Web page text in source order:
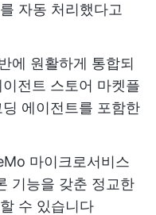
자동 처리했다고
에 원활하게 통합되
전트 스토어 마켓플
에이전트를 포함한
마이크로서비스
기능을 갖춘 정교한
수 있습니다